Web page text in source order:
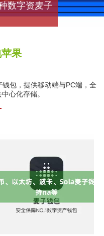
数字资麦子
果
包，提供移动端与PC端，全
心化存储。